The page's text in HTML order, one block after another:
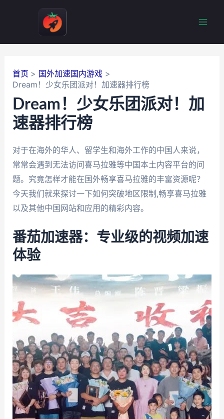
首页
国外加速国内游戏
Dream！少女乐团派对！加速器排行榜
Dream！少女乐团派对！加
速器排行榜
对于在海外的华人、留学生和海外工作的中国人来说，
常常会遇到无法访问喜马拉雅等中国本土内容平台的问
题。究竟怎样才能在国外畅享喜马拉雅的丰富资源呢？
今天我们就来探讨一下如何突破地区限制,畅享喜马拉雅
以及其他中国网站和应用的精彩内容。
番茄加速器：专业级的视频加速
体验